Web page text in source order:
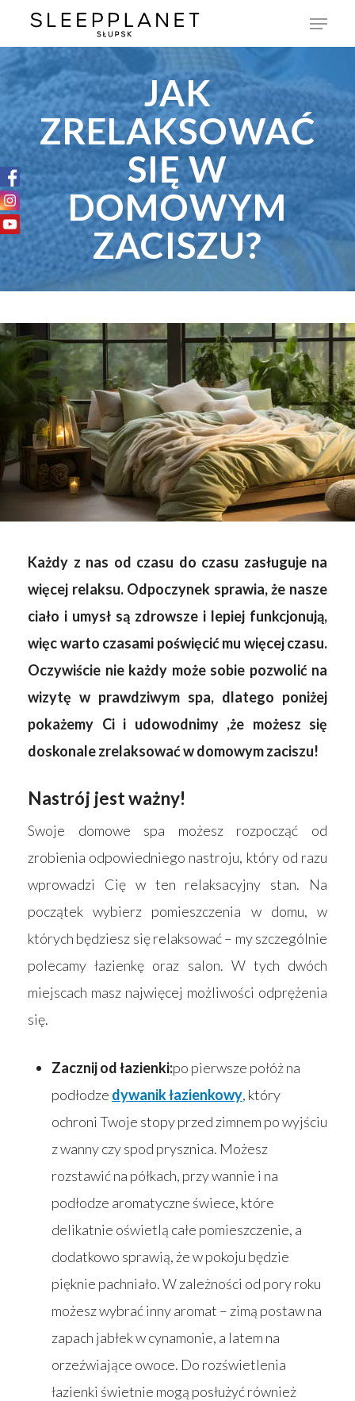
JAK
ZRELAKSOWAĆ
SIĘ W
DOMOWYM
ZACISZU?
Każdy z nas od czasu do czasu zasługuje na
więcej relaksu. Odpoczynek sprawia, że nasze
ciało i umysł są zdrowsze i lepiej funkcjonują,
więc warto czasami poświęcić mu więcej czasu.
Oczywiście nie każdy może sobie pozwolić na
wizytę w prawdziwym spa, dlatego poniżej
pokażemy Ci i udowodnimy ,że możesz się
doskonale zrelaksować w domowym zaciszu!
Nastrój jest ważny!
Swoje domowe spa możesz rozpocząć od
zrobienia odpowiedniego nastroju, który od razu
wprowadzi Cię w ten relaksacyjny stan. Na
początek wybierz pomieszczenia w domu, w
których będziesz się relaksować – my szczególnie
polecamy łazienkę oraz salon. W tych dwóch
miejscach masz najwięcej możliwości odprężenia
się.
Zacznij od łazienki:po pierwsze połóż na
podłodze dywanik łazienkowy, który
ochroni Twoje stopy przed zimnem po wyjściu
z wanny czy spod prysznica. Możesz
rozstawić na półkach, przy wannie i na
podłodze aromatyczne świece, które
delikatnie oświetlą całe pomieszczenie, a
dodatkowo sprawią, że w pokoju będzie
pięknie pachniało. W zależności od pory roku
możesz wybrać inny aromat – zimą postaw na
zapach jabłek w cynamonie, a latem na
orzeźwiające owoce. Do rozświetlenia
łazienki świetnie mogą posłużyć również